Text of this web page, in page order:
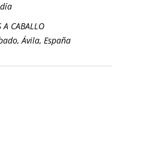
A CABALLO
Ávila, España